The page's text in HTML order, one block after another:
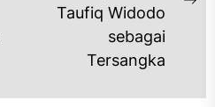
Taufiq Widodo
sebagai
Tersangka